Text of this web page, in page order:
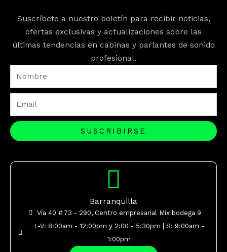
Suscríbete a nuestro boletín para recibir noticias,
ofertas exclusivas y actualizaciones sobre las
últimas tendencias en cabinas y parlantes de sonido
profesional.
SUSCRIBIRSE
Barranquilla
Vía 40 # 73 - 290, Centro empresarial Mix bodega 9
L-V: 8:00am - 12:00pm y 2:00 - 5:30pm | S: 9:00am -
1:00pm